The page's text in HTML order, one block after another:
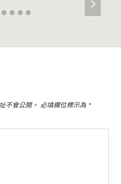
不會公開。 必填欄位標示為 *